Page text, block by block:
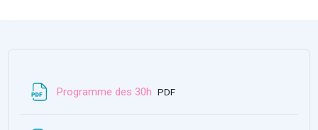
Programme des 30h Ffeil
PDF